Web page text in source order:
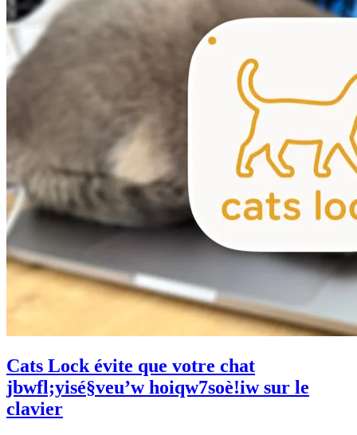
Cats Lock évite que votre chat
jbwfl;yisé§veu’w hoiqw7soè!iw sur le
clavier